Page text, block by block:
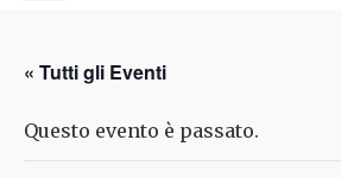
« Tutti gli Eventi
Questo evento è passato.